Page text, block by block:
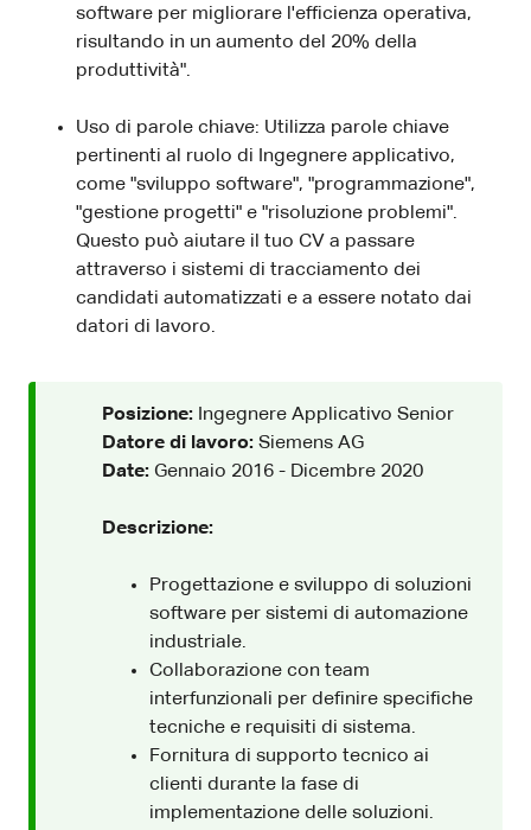
software per migliorare l'efficienza operativa,
risultando in un aumento del 20% della
produttività".
Uso di parole chiave: Utilizza parole chiave
pertinenti al ruolo di Ingegnere applicativo,
come "sviluppo software", "programmazione",
"gestione progetti" e "risoluzione problemi".
Questo può aiutare il tuo CV a passare
attraverso i sistemi di tracciamento dei
candidati automatizzati e a essere notato dai
datori di lavoro.
Posizione: Ingegnere Applicativo Senior
Datore di lavoro: Siemens AG
Date: Gennaio 2016 - Dicembre 2020
Descrizione:
Progettazione e sviluppo di soluzioni
software per sistemi di automazione
industriale.
Collaborazione con team
interfunzionali per definire specifiche
tecniche e requisiti di sistema.
Fornitura di supporto tecnico ai
clienti durante la fase di
implementazione delle soluzioni.